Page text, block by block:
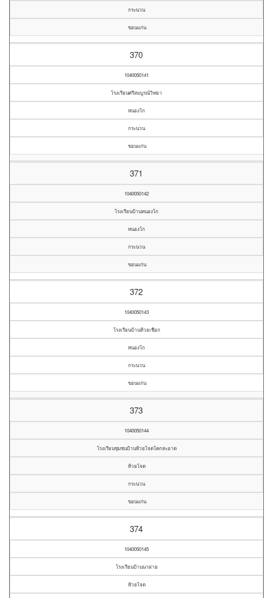
กระนวน
ขอนแก่น
370
1040050141
โรงเรียนศรีสมบูรณ์วิทยา
หนองโก
กระนวน
ขอนแก่น
371
1040050142
โรงเรียนบ้านหนองโก
หนองโก
กระนวน
ขอนแก่น
372
1040050143
โรงเรียนบ้านห้วยเชือก
หนองโก
กระนวน
ขอนแก่น
373
1040050144
โรงเรียนชุมชนบ้านห้วยโจดโคกสะอาด
ห้วยโจด
กระนวน
ขอนแก่น
374
1040050145
โรงเรียนบ้านนาฝาย
ห้วยโจด